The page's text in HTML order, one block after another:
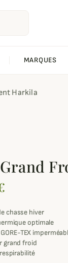
MARQUES
Harkila
chasse hiver
optimale
TEX
grand froid